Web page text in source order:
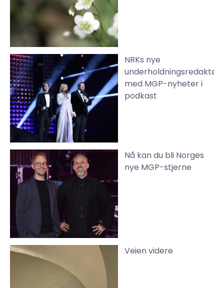
NRKs nye
underholdningsredaktør
med MGP-nyheter i
podkast
Nå kan du bli Norges
nye MGP-stjerne
Veien videre